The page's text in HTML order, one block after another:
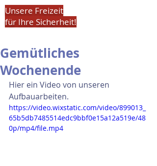
Unsere Freizeit
für Ihre Sicherheit!
Gemütliches
Wochenende
Hier ein Video von unseren
Aufbauarbeiten.
https://video.wixstatic.com/video/899013_
65b5db7485514edc9bbf0e15a12a519e/48
0p/mp4/file.mp4